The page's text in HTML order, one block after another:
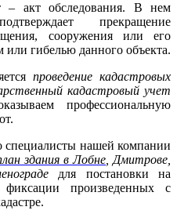
акт обследования. В нем
прекращение
сооружения или его
или гибелью данного объекта.
проведение кадастровых
кадастровый учет
профессиональную
специалисты нашей компании
здания в Лобне Дмитрове,
для постановки на
произведенных с